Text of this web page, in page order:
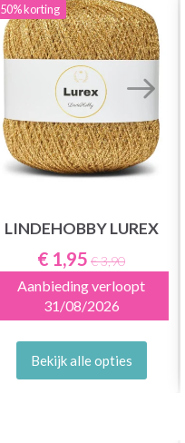
50%korting
LINDEHOBBY LUREX
€ 1,95 € 3,90
Aanbieding verloopt
31/08/2026
Bekijk alle opties